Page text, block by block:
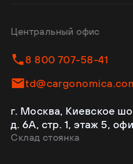
Изотермы
Контейнеровозы
Самосвалы
Ломовозы
С кониками
Рефрижераторы
Dongfeng
Helfimmer
JAC
Kassbohrer
Krone
Mercedes-Benz
Schmitz Cargobull
Shacman
Центральный офис
8 800 707-58-41
г. Москва, Киевское
д. 6А, стр. 1, этаж 5,
Склад стоянка